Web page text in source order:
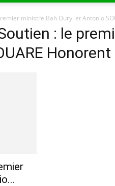
ministre Bah Oury et Antonio
: le
Honorent